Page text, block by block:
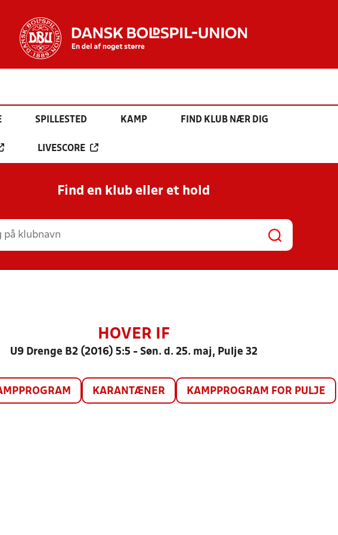
SPILLESTED KAMP FIND KLUB NÆR DIG
LIVESCORE
Find en klub eller et hold
HOVER IF
U9 Drenge B2 (2016) 5:5 - Søn. d. 25. maj, Pulje 32
KARANTÆNER KAMPPROGRAM FOR PULJE